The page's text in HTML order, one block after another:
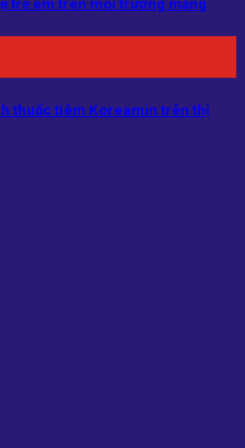
trẻ em trên môi trường mạng
thuốc tiêm Koreamin trên thị